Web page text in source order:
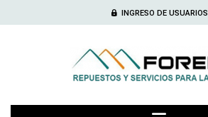
INGRESO DE USUARIOS